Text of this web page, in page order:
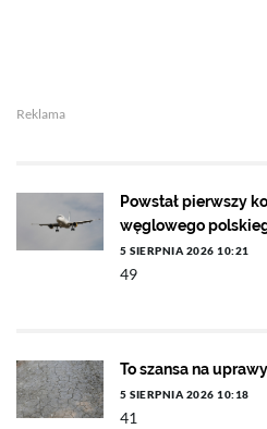
Reklama
Powstał pierwszy
węglowego
5 SIERPNIA 2026 10:21
49
To szansa na
5 SIERPNIA 2026 10:18
41